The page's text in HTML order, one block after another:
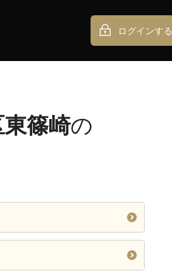
ログインする
篠崎の